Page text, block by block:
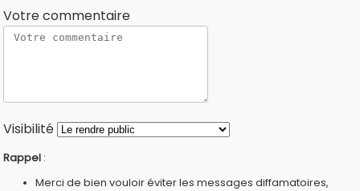
Votre commentaire
Visibilité
Rappel :
Merci de bien vouloir éviter les messages diffamatoires,